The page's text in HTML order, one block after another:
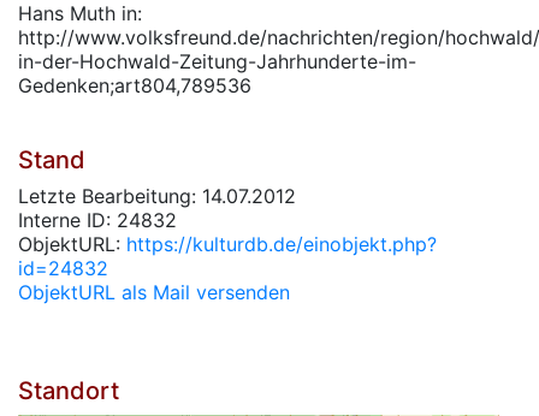
Hans Muth in:
http://www.volksfreund.de/nachrichten/region/
in-der-Hochwald-Zeitung-Jahrhunderte-im-
Gedenken;art804,789536
Stand
Letzte Bearbeitung: 14.07.2012
Interne ID: 24832
ObjektURL: https://kulturdb.de/einobjekt.php?
id=24832
ObjektURL als Mail versenden
Standort